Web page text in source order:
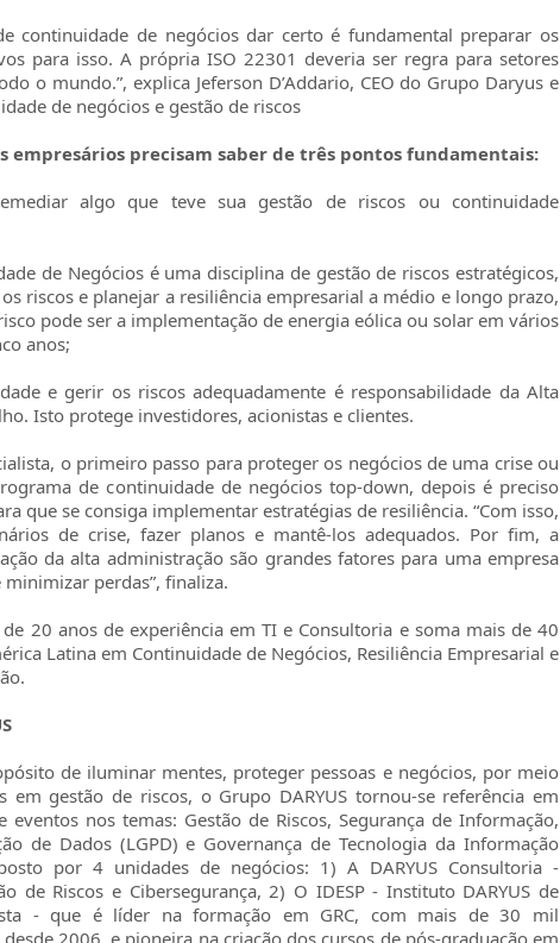
continuidade de negócios dar certo é fundamental preparar os
para isso. A própria ISO 22301 deveria ser regra para setores
o mundo.”, explica Jeferson D’Addario, CEO do Grupo Daryus e
de negócios e gestão de riscos
empresários precisam saber de três pontos fundamentais:
algo que teve sua gestão de riscos ou continuidade
de Negócios é uma disciplina de gestão de riscos estratégicos,
riscos e planejar a resiliência empresarial a médio e longo prazo,
pode ser a implementação de energia eólica ou solar em vários
anos;
e gerir os riscos adequadamente é responsabilidade da Alta
Isto protege investidores, acionistas e clientes.
o primeiro passo para proteger os negócios de uma crise ou
de continuidade de negócios top-down, depois é preciso
que se consiga implementar estratégias de resiliência. “Com isso,
de crise, fazer planos e mantê-los adequados. Por fim, a
da alta administração são grandes fatores para uma empresa
perdas”, finaliza.
20 anos de experiência em TI e Consultoria e soma mais de 40
Latina em Continuidade de Negócios, Resiliência Empresarial e
de iluminar mentes, proteger pessoas e negócios, por meio
em gestão de riscos, o Grupo DARYUS tornou-se referência em
eventos nos temas: Gestão de Riscos, Segurança de Informação,
de Dados (LGPD) e Governança de Tecnologia da Informação
por 4 unidades de negócios: 1) A DARYUS Consultoria -
de Riscos e Cibersegurança, 2) O IDESP - Instituto DARYUS de
- que é líder na formação em GRC, com mais de 30 mil
2006, e pioneira na criação dos cursos de pós-graduação em